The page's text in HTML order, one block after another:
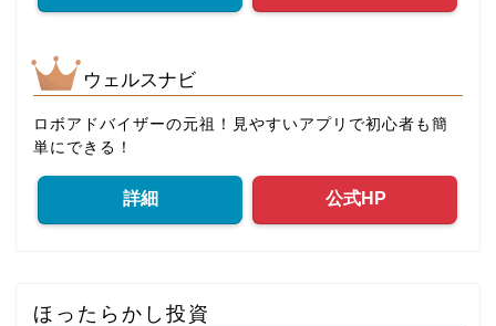
ウェルスナビ
ロボアドバイザーの元祖！見やすいアプリで初心者も簡
単にできる！
詳細 公式HP
ほったらかし投資